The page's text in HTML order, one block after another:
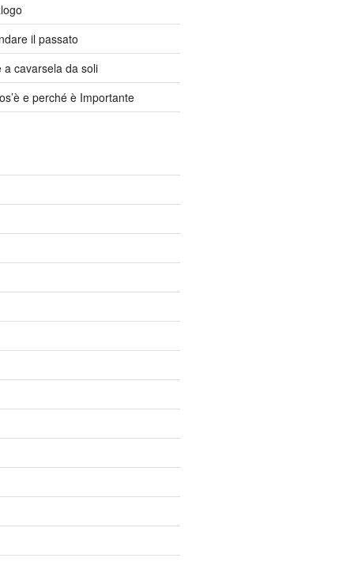
il passato
cavarsela da soli
e perché è Importante